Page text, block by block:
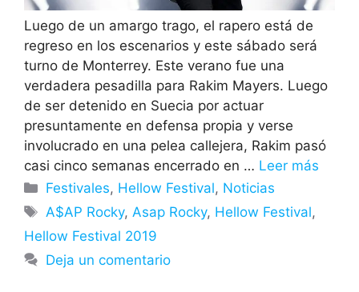
Luego de un amargo trago, el rapero está de
regreso en los escenarios y este sábado será
turno de Monterrey. Este verano fue una
verdadera pesadilla para Rakim Mayers. Luego
de ser detenido en Suecia por actuar
presuntamente en defensa propia y verse
involucrado en una pelea callejera, Rakim pasó
casi cinco semanas encerrado en … Leer más
Categorías
Festivales, Hellow Festival, Noticias
Etiquetas
A$AP Rocky, Asap Rocky, Hellow Festival,
Hellow Festival 2019
Deja un comentario